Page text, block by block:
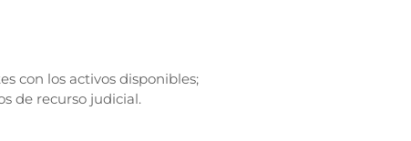
con los activos disponibles;
de recurso judicial.